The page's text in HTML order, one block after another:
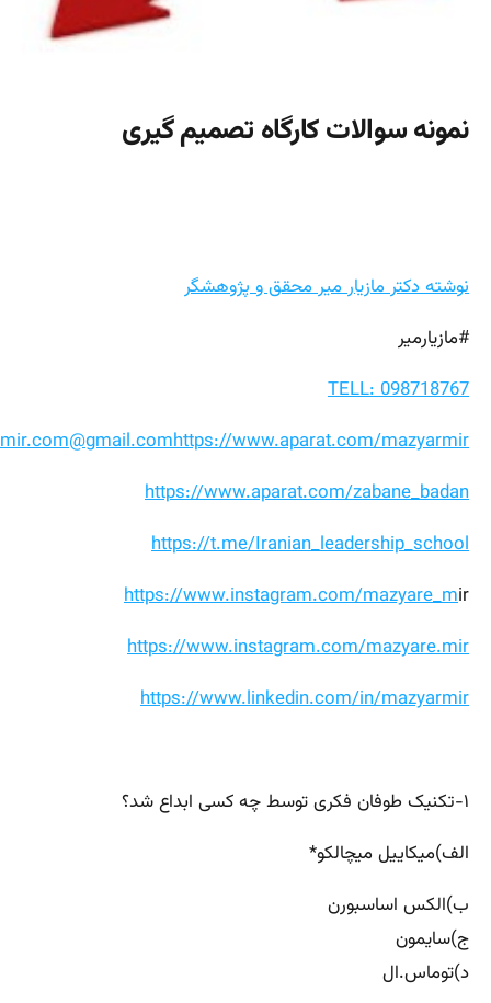
نمونه سوالات کارگاه تصمیم گیری
نوشته دکتر مازیار میر محقق و پژوهشگر
#مازیارمیر
TELL: 098718767
https://www.aparat.com/mazyarmir
https://www.aparat.com/zabane_badan
https://t.me/Iranian_leadership_school
https://www.instagram.com/mazyare_mir
https://www.instagram.com/mazyare.mir
https://www.linkedin.com/in/mazyarmir
۱-تکنیک طوفان فکری توسط چه کسی ابداع شد؟
الف)میکاییل میچالکو*
ب)الکس اساسبورن
ج)سایمون
د)توماس.ال